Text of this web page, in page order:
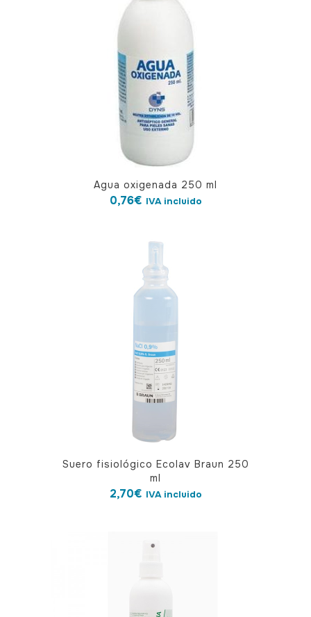
Agua oxigenada 250 ml
0,76€ IVA incluido
Suero fisiológico Ecolav Braun 250
ml
2,70€ IVA incluido